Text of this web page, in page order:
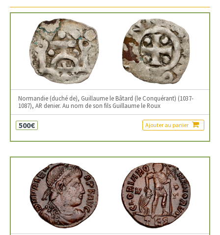
Normandie (duché de), Guillaume le Bâtard (le Conquérant) (1037-
1087), AR denier. Au nom de son fils Guillaume le Roux
500€ Ajouter au panier